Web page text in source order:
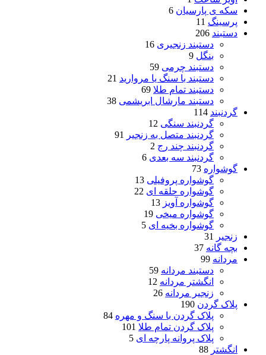
سکه ی پارسیان 6
پرسینگ 11
دستبند 206
دستبند زنجیری 16
بنگل 9
دستبند چرمی 59
دستبند با سنگ یا مروارید 21
دستبند تمام طلا 69
دستبند مارشال ابریشمی 38
گردنبند 114
گردنبند سنگی 12
گردنبند متصل به زنجیر
91
گردنبند چند رج 2
گردنبند سه بعدی 6
گوشواره 73
گوشواره پروفیلی 13
گوشواره حلقه ای 22
گوشواره آویز 13
گوشواره میخی 19
گوشواره بخیه ای 5
زنجیر
31
بچه گانه 37
مردانه 99
دستبند مردانه 59
انگشتر مردانه 12
زنجیر مردانه 26
پلاک گردن 190
پلاک گردن با سنگ و مهره 84
پلاک گردن تمام طلا 101
پلاک پروانه پارچه ای 5
انگشتر 88